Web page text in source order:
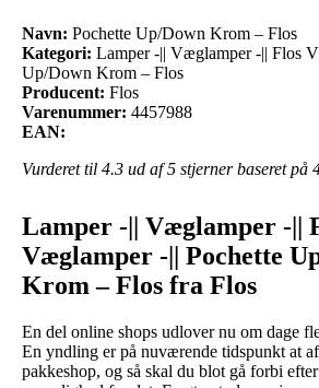
Navn: Pochette Up/Down Krom – Flos
Kategori: Lamper -|| Væglamper -|| Flos
Up/Down Krom – Flos
Producent: Flos
Varenummer: 4457988
EAN:
Vurderet til 4.3 ud af 5 stjerner baseret på
Lamper -|| Væglamper -||
Væglamper -|| Pochette
Krom – Flos fra Flos
En del online shops udlover nu om dage
En yndling er på nuværende tidspunkt at
pakkeshop, og så skal du blot gå forbi